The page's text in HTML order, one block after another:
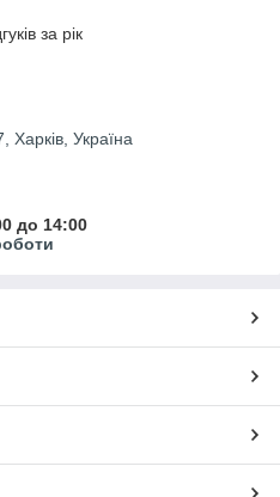
за рік
Харків, Україна
до 14:00